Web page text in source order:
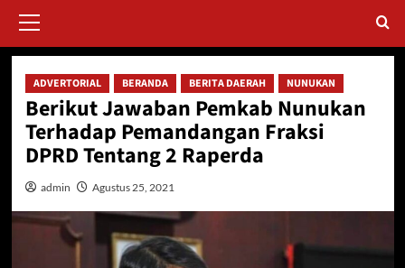
Menu
ADVERTORIAL BERANDA BERITA DAERAH NUNUKAN
Berikut Jawaban Pemkab Nunukan
Terhadap Pemandangan Fraksi
DPRD Tentang 2 Raperda
admin Agustus 25, 2021